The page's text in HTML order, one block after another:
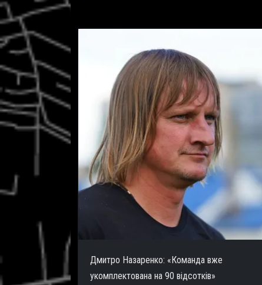
Дмитро Назаренко: «Команда вже
укомплектована на 90 відсотків»